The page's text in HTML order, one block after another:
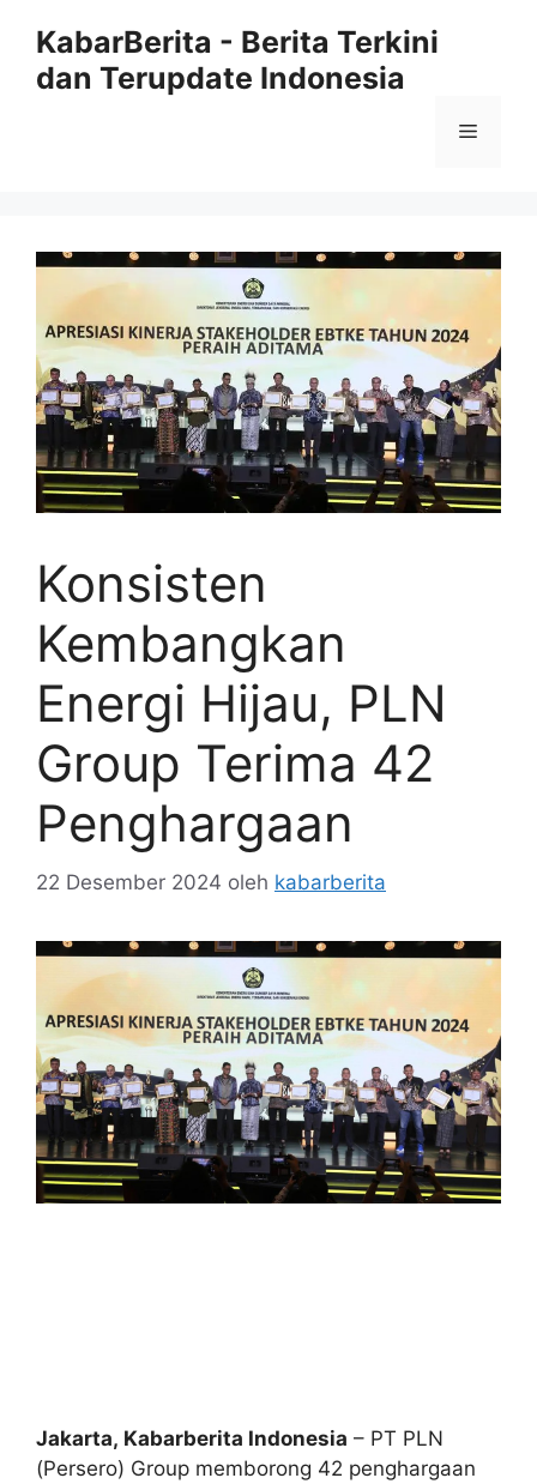
KabarBerita - Berita Terkini
dan Terupdate Indonesia
Menu
Konsisten
Kembangkan
Energi Hijau, PLN
Group Terima 42
Penghargaan
22 Desember 2024 oleh kabarberita
Jakarta, Kabarberita Indonesia – PT PLN
(Persero) Group memborong 42 penghargaan